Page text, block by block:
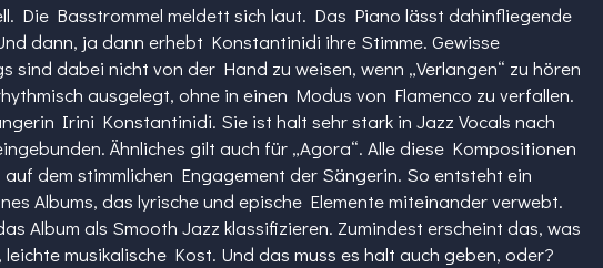
Die Basstrommel meldett sich laut. Das Piano lässt dahinfliegende
dann, ja dann erhebt Konstantinidi ihre Stimme. Gewisse
sind dabei nicht von der Hand zu weisen, wenn „Verlangen“ zu hören
ausgelegt, ohne in einen Modus von Flamenco zu verfallen.
Irini Konstantinidi. Sie ist halt sehr stark in Jazz Vocals nach
Ähnliches gilt auch für „Agora“. Alle diese Kompositionen
dem stimmlichen Engagement der Sängerin. So entsteht ein
Albums, das lyrische und epische Elemente miteinander verwebt.
Album als Smooth Jazz klassifizieren. Zumindest erscheint das, was
musikalische Kost. Und das muss es halt auch geben, oder?